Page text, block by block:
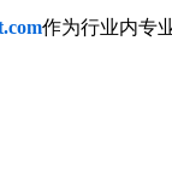
作为行业内专